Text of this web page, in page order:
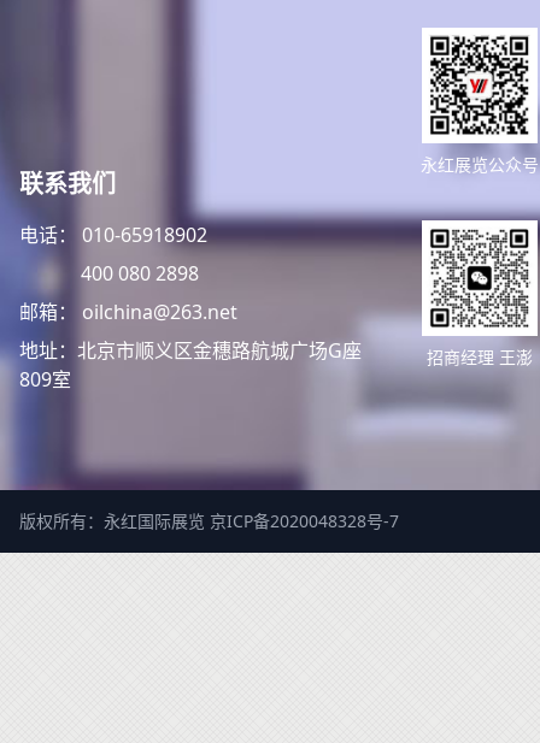
联系我们
电话： 010-65918902
400 080 2898
邮箱： oilchina@263.net
地址：北京市顺义区金穗路航城广场G座
809室
永红展览公众号
招商经理 王澎
版权所有：永红国际展览 京ICP备2020048328号-7